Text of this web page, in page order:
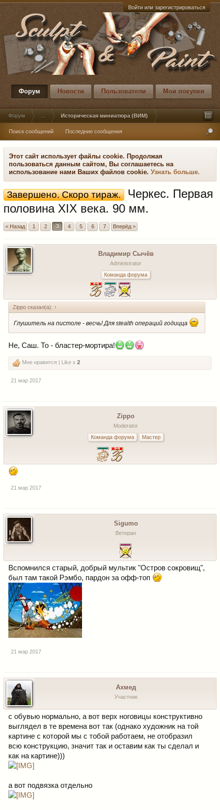
Войти или зарегистрироваться
Форум Новости Пользователи Мои покупки
Форум Историческая миниатюра (ВИМ)
Поиск сообщений Последние сообщения
Этот сайт использует файлы cookie. Продолжая
пользоваться данным сайтом, Вы соглашаетесь на
использование нами Ваших файлов cookie. Узнать больше.
Завершено. Скоро тираж.
Черкес. Первая
половина XIX века. 90 мм.
< Назад 1 2 3 4 5 6 7 Вперёд >
Владимир Сычёв
Administrator
Команда форума
Zippo сказал(а): ↑
Глушитель на пистоле - весчь! Для stealth операций годицца
Не, Саш. То - бластер-мортира!
Мне нравится | Like x 2
21 мар 2017
Zippo
Moderator
Команда форума
Мастер
21 мар 2017
Sigumo
Ветеран
Вспомнился старый, добрый мультик "Остров сокровищ",
был там такой Рэмбо, пардон за офф-топ
21 мар 2017
Ахмед
Участник
с обувью нормально, а вот верх ноговицы конструктивно
выглядел в те времена вот так (однако художник на той
картине с которой мы с тобой работаем, не отобразил
всю конструкцию, значит так и оставим как ты сделал и
как на картине)))
а вот подвязка отдельно